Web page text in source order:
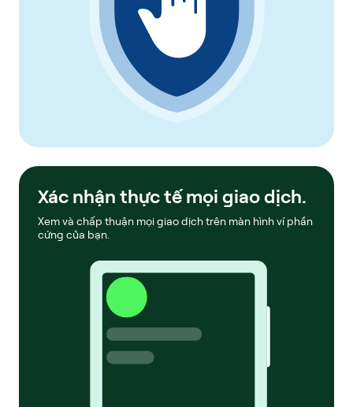
Xác nhận thực tế mọi giao dịch.
Xem và chấp thuận mọi giao dịch trên màn hình ví phần
cứng của bạn.